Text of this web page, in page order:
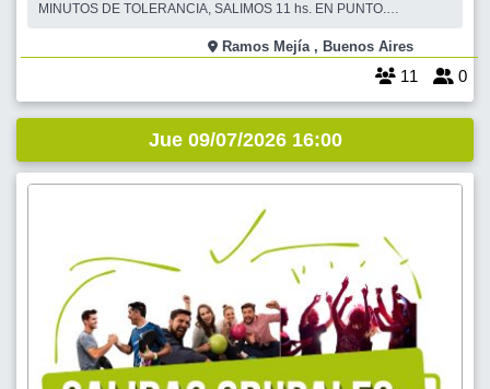
MINUTOS DE TOLERANCIA, SALIMOS 11 hs. EN PUNTO.
UNA CAMINATA DE 7 KM. PARA REUNIRNOS UNA VEZ MAS. CADA
UNO CAMINA A SU PASO, A SU TIEMPO, Y PUEDE DESCANSAR Y
Ramos Mejía , Buenos Aires
11 0
Jue 09/07/2026 16:00